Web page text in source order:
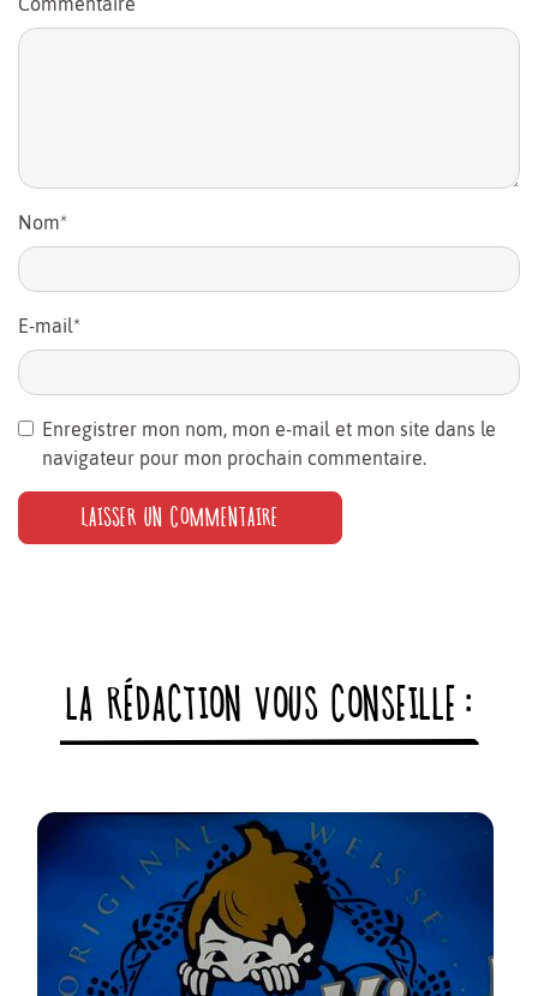
Nom*
E-mail*
Enregistrer mon nom, mon e-mail et mon site dans le
navigateur pour mon prochain commentaire.
LA RÉDACTION VOUS CONSEILLE :